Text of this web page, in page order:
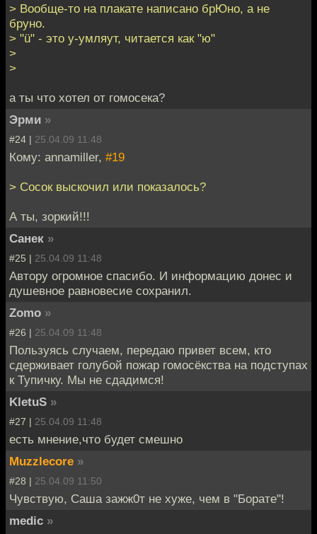
> Вообще-то на плакате написано брЮно, а не
бруно.
> "ü" - это у-умляут, читается как "ю"
>
>
а ты что хотел от гомосека?
Эрми »
#24 | 25.04.09 11:48
Кому: annamiller, #19
> Сосок выскочил или показалось?
А ты, зоркий!!!
Санек »
#25 | 25.04.09 11:48
Автору огромное спасибо. И информацию донес и
душевное равновесие сохранил.
Zomo »
#26 | 25.04.09 11:48
Пользуясь случаем, передаю привет всем, кто
сдерживает голубой пожар гомосёкства на подступах
к Тупичку. Мы не сдадимся!
KletuS »
#27 | 25.04.09 11:48
есть мнение,что будет смешно
Muzzlecore »
#28 | 25.04.09 11:50
Чувствую, Саша зажж0т не хуже, чем в "Борате"!
medic »